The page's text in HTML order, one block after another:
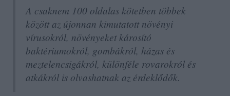
A csaknem 100 oldalas kötetben többek
között az újonnan kimutatott növényi
vírusokról, növényeket károsító
baktériumokról, gombákról, házas és
meztelencsigákról, különféle rovarokról és
atkákról is olvashatnak az érdeklődők.